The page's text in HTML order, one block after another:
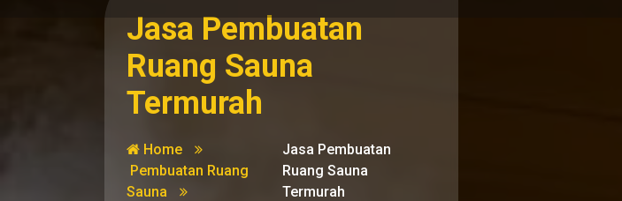
Jasa Pembuatan
Ruang Sauna
Termurah
Home
Pembuatan Ruang
Sauna
Jasa Pembuatan
Ruang Sauna
Termurah